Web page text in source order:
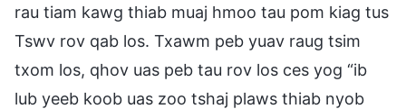
rau tiam kawg thiab muaj hmoo tau pom kiag tus
Tswv rov qab los. Txawm peb yuav raug tsim
txom los, qhov uas peb tau rov los ces yog “ib
lub yeeb koob uas zoo tshaj plaws thiab nyob